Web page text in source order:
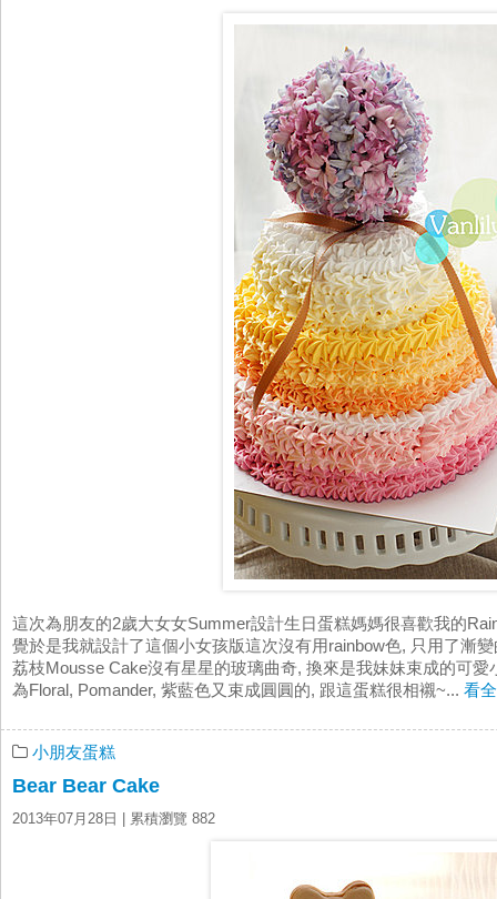
這次為朋友的2歲大女女Summer設計生日蛋糕媽媽很喜歡我的
覺於是我就設計了這個小女孩版這次沒有用rainbow色, 只用了漸
荔枝Mousse Cake沒有星星的玻璃曲奇, 換來是我妹妹束成的可
為Floral, Pomander, 紫藍色又束成圓圓的, 跟這蛋糕很相襯~... 看
小朋友蛋糕
Bear Bear Cake
2013年07月28日 | 累積瀏覽 882